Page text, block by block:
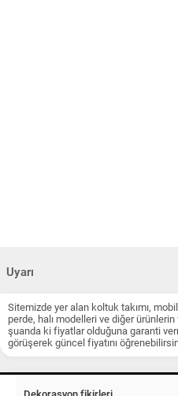
Uyarı
Sitemizde yer alan koltuk takımı,
perde, halı modelleri ve diğer
şuanda ki fiyatlar olduğuna garanti
görüşerek güncel fiyatını